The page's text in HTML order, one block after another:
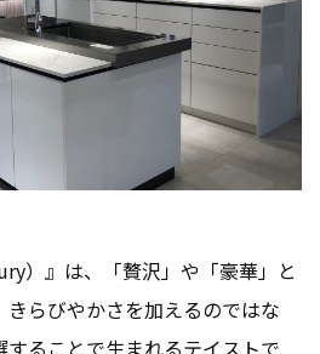
）』は、「贅沢」や「豪華」と
らびやかさを加えるのではな
することで生まれるテイストで